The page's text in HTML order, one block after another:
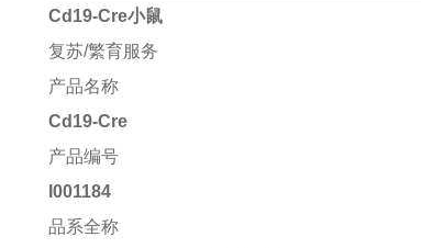
Cd19-Cre小鼠
复苏/繁育服务
产品名称
Cd19-Cre
产品编号
I001184
品系全称